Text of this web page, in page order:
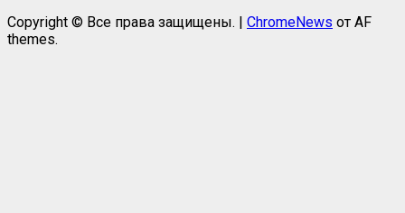
Copyright © Все права защищены. | ChromeNews от AF
themes.